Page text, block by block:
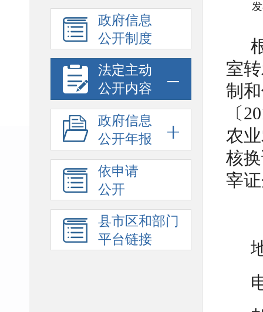
政府信息
公开制度
法定主动
公开内容
政府信息
公开年报
依申请
公开
县市区和部门
平台链接
室
制
〔
农
核
宰